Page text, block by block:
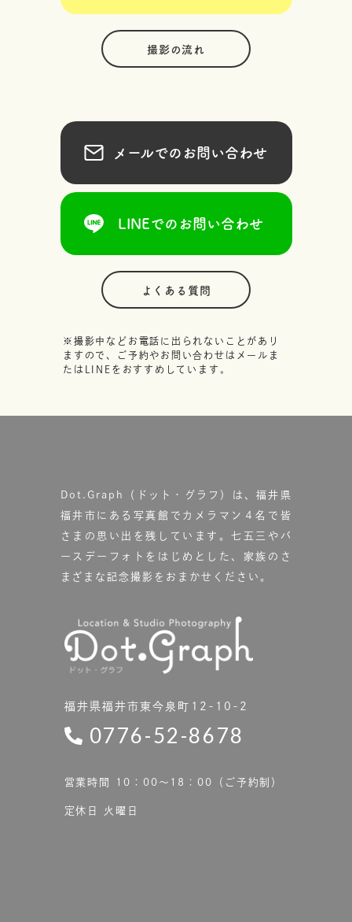
撮影の流れ
メールでのお問い合わせ
LINEでのお問い合わせ
よくある質問
※撮影中などお電話に出られないことがあり
ますので、ご予約やお問い合わせはメールま
たはLINEをおすすめしています。
Dot.Graph（ドット・グラフ）は、福井県
福井市にある写真館で カメラマン４名で皆
さまの思い出を残しています。七五三やバ
ースデーフォトをはじめとした、家族のさ
まざまな記念撮影をおまかせください。
福井県福井市東今泉町12-10-2
0776-52-8678
営業時間 10：00〜18：00（ご予約制）
定休日 火曜日